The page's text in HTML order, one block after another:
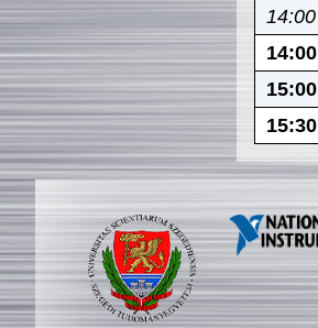
14:00
14:00
15:00
15:30